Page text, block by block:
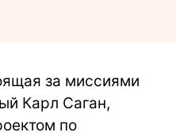
за миссиями
Карл Саган,
по